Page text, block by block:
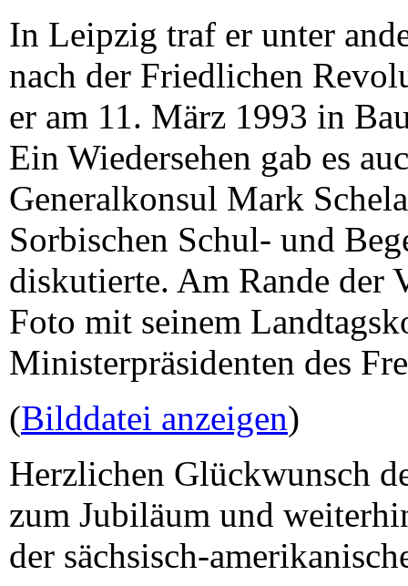
In Leipzig traf er unter
nach der Friedlichen
er am 11. März 1993 in
Ein Wiedersehen gab es
Generalkonsul Mark
Sorbischen Schul- und
diskutierte. Am Rande der
Foto mit seinem
Ministerpräsidenten des
(Bilddatei anzeigen)
Herzlichen Glückwunsch
zum Jubiläum und
der sächsisch-